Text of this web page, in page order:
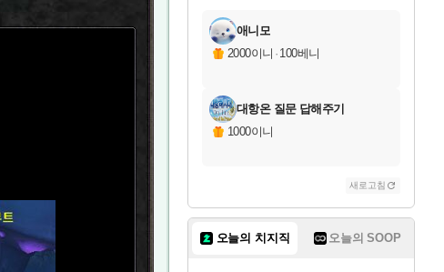
교환.
당첨되셨습니다.
당첨되셨습니다.
당첨되셨습니다.
당첨되셨습니다.
당첨되셨습니다.
당첨되셨습니다.
에디션 (스팀코드)
당첨되셨습니다.
애니모
2000이니 · 100베니
대항온 질문 답해주기
1000이니
새로고침
오늘의 치지직 오늘의 SOOP